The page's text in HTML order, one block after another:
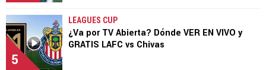
5
LEAGUES CUP
¿Va por TV Abierta? Dónde VER EN VIVO y
GRATIS LAFC vs Chivas